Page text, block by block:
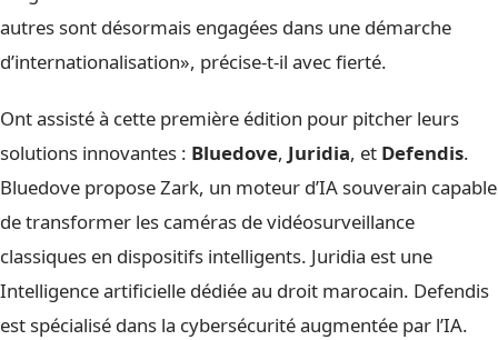
autres sont désormais engagées dans une démarche
d’internationalisation», précise-t-il avec fierté.
Ont assisté à cette première édition pour pitcher leurs
solutions innovantes : Bluedove, Juridia, et Defendis.
Bluedove propose Zark, un moteur d’IA souverain capable
de transformer les caméras de vidéosurveillance
classiques en dispositifs intelligents. Juridia est une
Intelligence artificielle dédiée au droit marocain. Defendis
est spécialisé dans la cybersécurité augmentée par l’IA.